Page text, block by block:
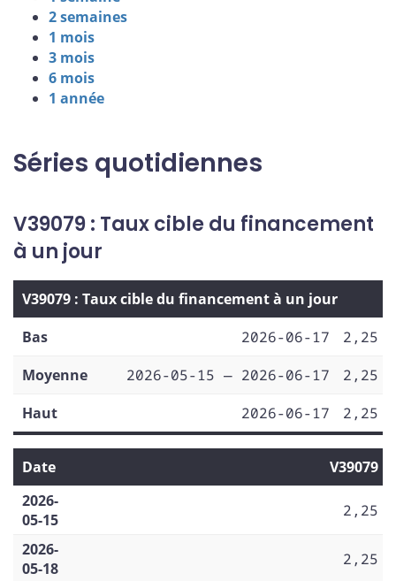
2 semaines
1 mois
3 mois
6 mois
1 année
Séries quotidiennes
V39079 : Taux cible du financement
à un jour
V39079 : Taux cible du financement à un jour
Bas
2026-06-17
2,25
Moyenne
2026-05-15 — 2026-06-17
2,25
Haut
2026-06-17 2,25
Date
V39079
2026-
05-15
2,25
2026-
05-18
2,25